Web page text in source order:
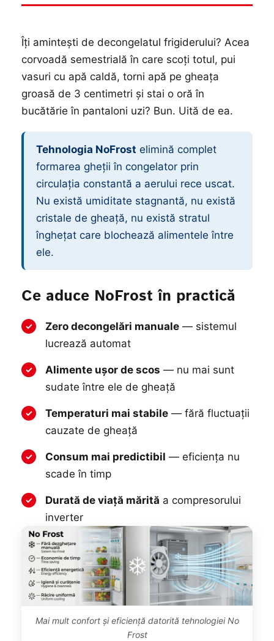
Îți amintești de decongelatul frigiderului? Acea
corvoadă semestrială în care scoți totul, pui
vasuri cu apă caldă, torni apă pe gheața
groasă de 3 centimetri și stai o oră în
bucătărie în pantaloni uzi? Bun. Uită de ea.
Tehnologia NoFrost elimină complet
formarea gheții în congelator prin
circulația constantă a aerului rece uscat.
Nu există umiditate stagnantă, nu există
cristale de gheață, nu există stratul
înghețat care blochează alimentele între
ele.
Ce aduce NoFrost în practică
✓ Zero decongelări manuale — sistemul
lucrează automat
✓ Alimente ușor de scos — nu mai sunt
sudate între ele de gheață
✓ Temperaturi mai stabile — fără fluctuații
cauzate de gheață
✓ Consum mai predictibil — eficiența nu
scade în timp
✓ Durată de viață mărită a compresorului
inverter
Mai mult confort și eficiență datorită tehnologiei No
Frost